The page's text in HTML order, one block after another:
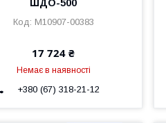
ШДО-500
M10907-00383
17 724 ₴
Немає в наявності
+380 (67) 318-21-12